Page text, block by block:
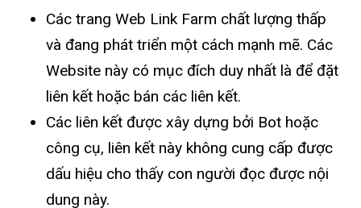
Các trang Web Link Farm chất lượng thấp
và đang phát triển một cách mạnh mẽ. Các
Website này có mục đích duy nhất là để đặt
liên kết hoặc bán các liên kết.
Các liên kết được xây dựng bởi Bot hoặc
công cụ, liên kết này không cung cấp được
dấu hiệu cho thấy con người đọc được nội
dung này.